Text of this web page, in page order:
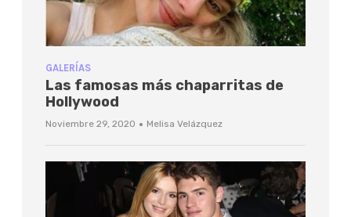
GALERÍAS
Las famosas más chaparritas de
Hollywood
Noviembre 29, 2020 · Melisa Velázquez